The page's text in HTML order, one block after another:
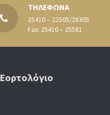
ΤΗΛΕΦΩΝΑ
25410 – 22505/28305
Fax: 25410 – 25581
Εορτολόγιο